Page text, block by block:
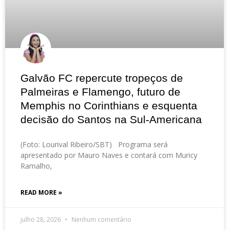
Galvão FC repercute tropeços de
Palmeiras e Flamengo, futuro de
Memphis no Corinthians e esquenta
decisão do Santos na Sul-Americana
(Foto: Lourival Ribeiro/SBT) Programa será
apresentado por Mauro Naves e contará com Muricy
Ramalho,
READ MORE »
julho 28, 2026 Nenhum comentário